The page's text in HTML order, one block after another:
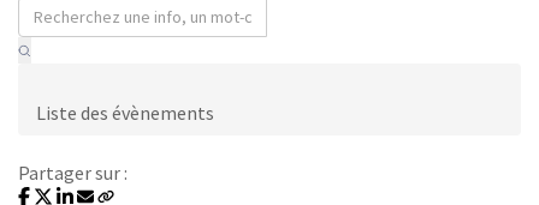
Liste des évènements
Partager sur :